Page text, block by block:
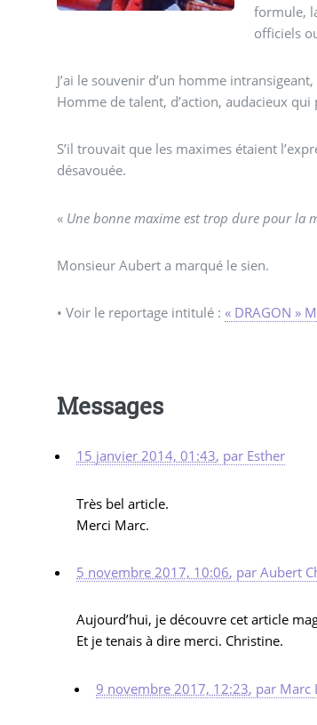
formule,
officiels
J’ai le souvenir d’un homme
Homme de talent, d’action, audacieux
S’il trouvait que les maximes étaient
désavouée.
« Une bonne maxime est trop dure pour la
Monsieur Aubert a marqué le sien.
• Voir le reportage intitulé : « DRAGON »
Messages
15 janvier 2014, 01:43, par Esther
Très bel article.
Merci Marc.
5 novembre 2017, 10:06, parAubert
Aujourd’hui, je découvre cet article
Et je tenais à dire merci. Christine.
9 novembre 2017, 12:23, par Marc